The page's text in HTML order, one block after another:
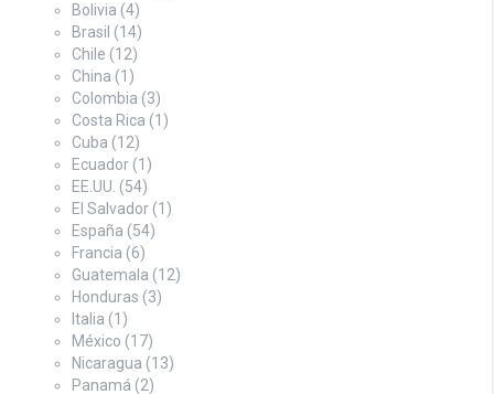
Bolivia (4)
Brasil (14)
Chile (12)
China (1)
Colombia (3)
Costa Rica (1)
Cuba (12)
Ecuador (1)
EE.UU. (54)
El Salvador (1)
España (54)
Francia (6)
Guatemala (12)
Honduras (3)
Italia (1)
México (17)
Nicaragua (13)
Panamá (2)